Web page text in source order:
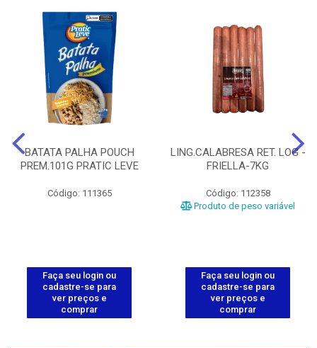
BATATA PALHA POUCH
PREM.101G PRATIC LEVE
Código: 111365
Faça seu login ou
cadastre-se para
ver preços e
comprar
LING.CALABRESA RET. LOG -
FRIELLA-7KG
Código: 112358
Produto de peso variável
Faça seu login ou
cadastre-se para
ver preços e
comprar